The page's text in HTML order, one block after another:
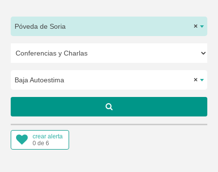
×
Póveda de Soria
×
Baja Autoestima
crear alerta
0 de 6